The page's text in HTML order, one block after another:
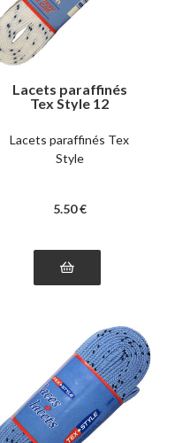
Lacets paraffinés
Tex Style 12
Lacets paraffinés Tex
Style
5.50 €